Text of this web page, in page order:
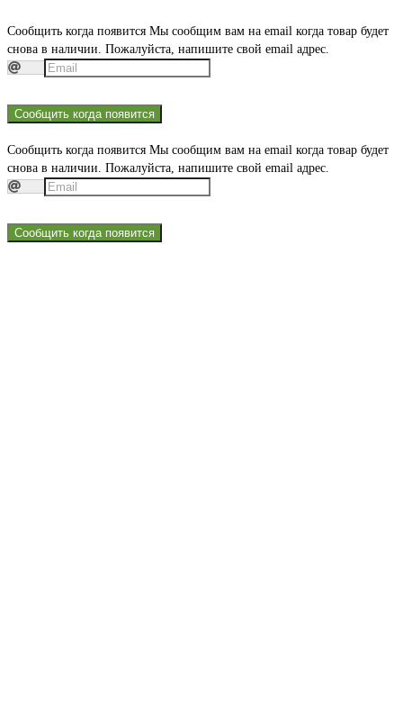
Сообщить когда появится Мы сообщим вам на email когда товар будет
снова в наличии. Пожалуйста, напишите свой email адрес.
Сообщить когда появится
Сообщить когда появится Мы сообщим вам на email когда товар будет
снова в наличии. Пожалуйста, напишите свой email адрес.
Сообщить когда появится